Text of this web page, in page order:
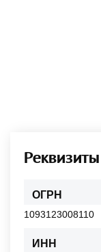
ОГРН
1093123008110
ИНН